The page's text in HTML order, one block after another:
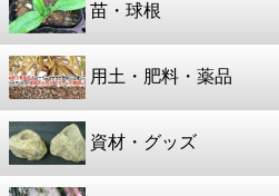
苗・球根
用土・肥料・薬品
資材・グッズ